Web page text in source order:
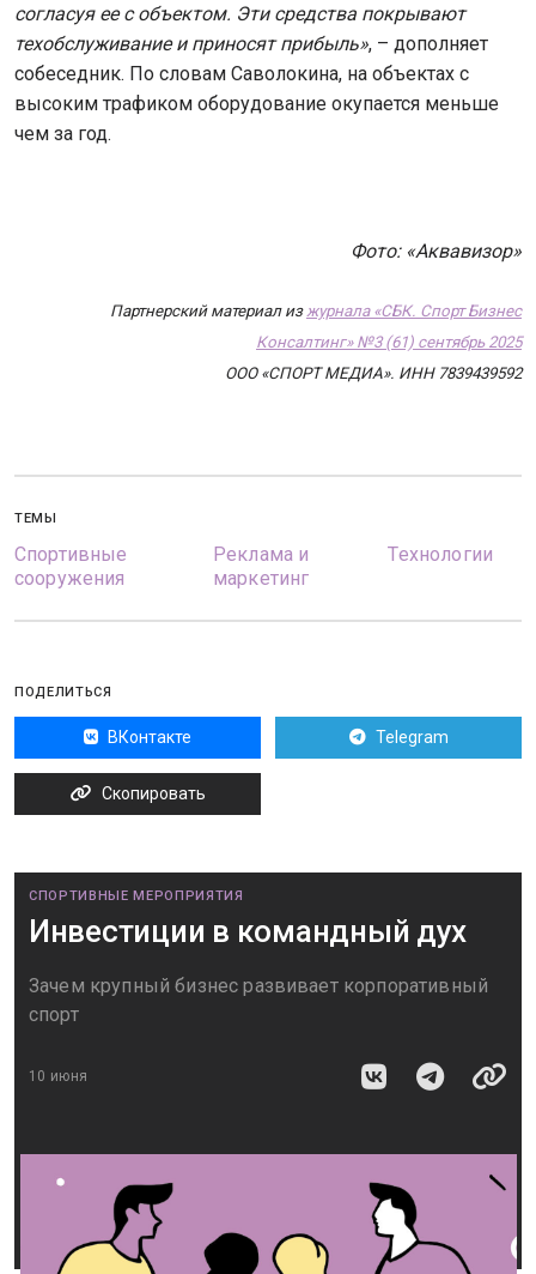
согласуя ее с объектом. Эти средства покрывают
техобслуживание и приносят прибыль», – дополняет
собеседник. По словам Саволокина, на объектах с
высоким трафиком оборудование окупается меньше
чем за год.
Фото: «Аквавизор»
Партнерский материал из журнала «СБК. Спорт Бизнес
Консалтинг» №3 (61) сентябрь 2025
ООО «СПОРТ МЕДИА». ИНН 7839439592
ТЕМЫ
Спортивные
сооружения
Реклама и
маркетинг
Технологии
ПОДЕЛИТЬСЯ
ВКонтакте Telegram
Скопировать
СПОРТИВНЫЕ МЕРОПРИЯТИЯ
Инвестиции в командный дух
Зачем крупный бизнес развивает корпоративный
спорт
10 июня